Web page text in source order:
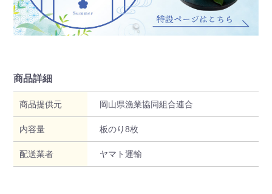
商品詳細
商品提供元 岡山県漁業協同組合連合
内容量 板のり8枚
配送業者 ヤマト運輸